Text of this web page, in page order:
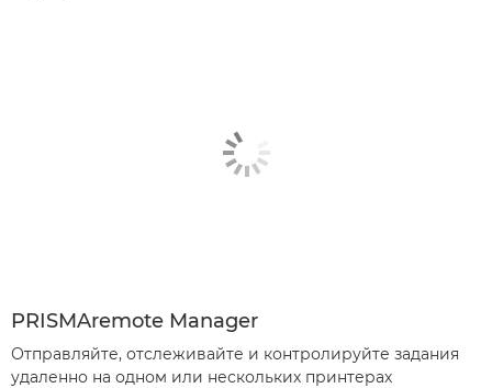
PRISMAremote Manager
Отправляйте, отслеживайте и контролируйте задания
удаленно на одном или нескольких принтерах